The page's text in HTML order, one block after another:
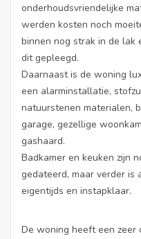
onderhoudsvriendelijke
werden kosten noch
binnen nog strak in de lak
dit gepleegd.
Daarnaast is de woning
een alarminstallatie,
natuurstenen materialen,
garage, gezellige
gashaard.
Badkamer en keuken zijn
gedateerd, maar verder is
eigentijds en instapklaar.
De woning heeft een zeer